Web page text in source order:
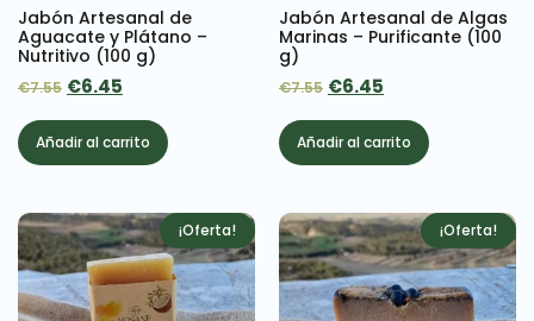
Jabón Artesanal de
Aguacate y Plátano –
Nutritivo (100 g)
€7.55 €6.45
Añadir al carrito
Jabón Artesanal de Algas
Marinas – Purificante (100
g)
€7.55 €6.45
Añadir al carrito
¡Oferta! ¡Oferta!